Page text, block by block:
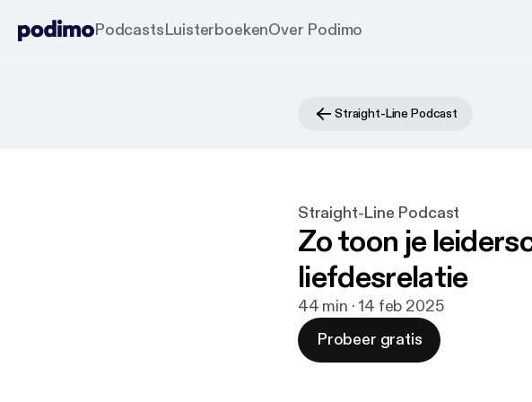
PodcastsLuisterboekenOver Podimo
Straight-Line Podcast
Straight-Line Podcast
Zo toon je
liefdesrelatie
44 min · 14 feb 2025
Probeer gratis